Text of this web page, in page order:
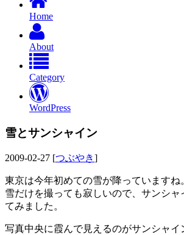
Home
About
Category
WordPress
雪とサンシャイン
2009-02-27 [つぶやき]
東京は今年初めての雪が降っていますね
雪だけを撮っても寂しいので、サンシャ
てみました。
写真中央に霞んで見えるのがサンシャイ